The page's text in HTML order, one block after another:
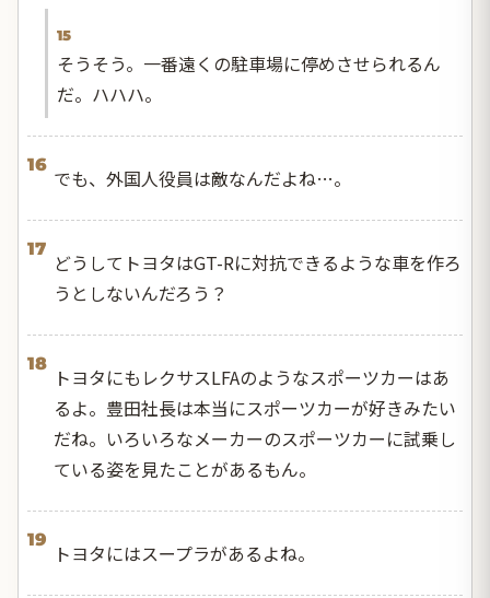
15
そうそう。一番遠くの駐車場に停めさせられるん
だ。ハハハ。
16
でも、外国人役員は敵なんだよね…。
17
どうしてトヨタはGT-Rに対抗できるような車を作ろ
うとしないんだろう？
18
トヨタにもレクサスLFAのようなスポーツカーはあ
るよ。豊田社長は本当にスポーツカーが好きみたい
だね。いろいろなメーカーのスポーツカーに試乗し
ている姿を見たことがあるもん。
19
トヨタにはスープラがあるよね。